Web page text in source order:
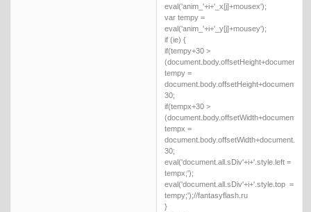
eval('anim_'+i+'_x[j]+mousex');
var tempy =
eval('anim_'+i+'_y[j]+mousey');
if (ie) {
if(tempy+30 >
tempy =
30;
if(tempx+30 >
tempx =
30;
eval('document.all.sDiv'+i+'.style.left =
tempx;');
eval('document.all.sDiv'+i+'.style.top =
tempy;');//fantasyflash.ru
}